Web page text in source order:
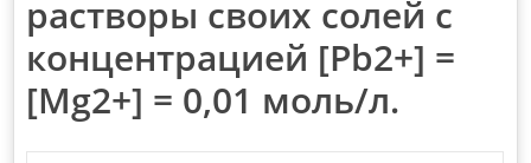
растворы своих солей с
концентрацией [Pb2+] =
[Mg2+] = 0,01 моль/л.